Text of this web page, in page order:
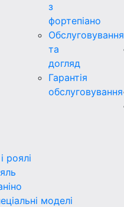
з
фортепіано
Обслуговування
та
догляд
Гарантія
обслуговування
роялі
моделі